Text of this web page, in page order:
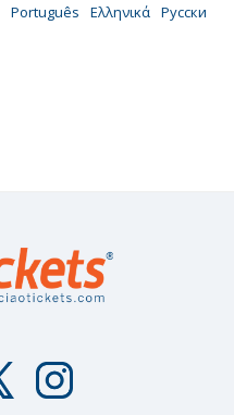
Português Ελληνικά Русски